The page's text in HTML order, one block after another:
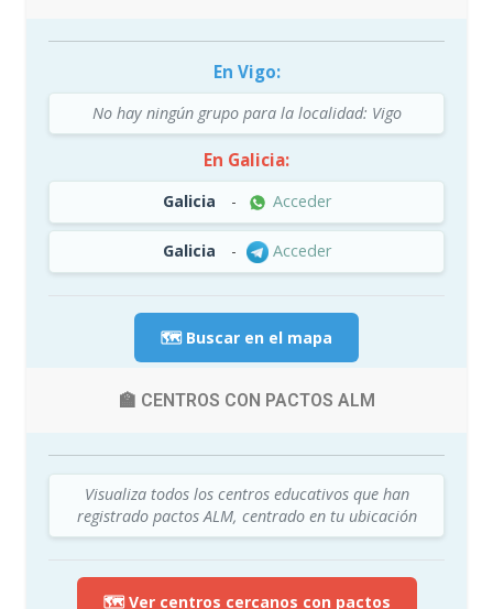
En Vigo:
No hay ningún grupo para la localidad: Vigo
En Galicia:
Galicia - Acceder
Galicia - Acceder
🗺️ Buscar en el mapa
🏫 CENTROS CON PACTOS ALM
Visualiza todos los centros educativos que han
registrado pactos ALM, centrado en tu ubicación
🗺️ Ver centros cercanos con pactos